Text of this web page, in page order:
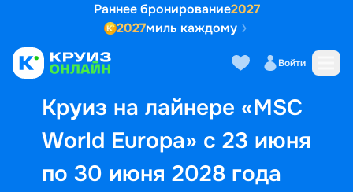
Раннее бронирование2027
2027миль каждому
Войти
Круиз на лайнере «MSC
World Europa» с 23 июня
по 30 июня 2028 года
Выбор кают Маршрут и